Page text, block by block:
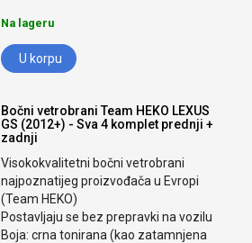
Na lageru
U korpu
Bočni vetrobrani Team HEKO LEXUS
GS (2012+) - Sva 4 komplet prednji +
zadnji
Visokokvalitetni bočni vetrobrani
najpoznatijeg proizvođača u Evropi
(Team HEKO)
Postavljaju se bez prepravki na vozilu
Boja: crna tonirana (kao zatamnjena